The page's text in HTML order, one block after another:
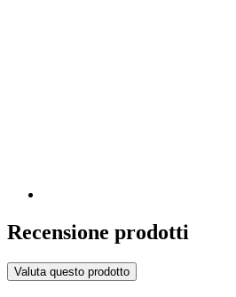
Recensione prodotti
Valuta questo prodotto